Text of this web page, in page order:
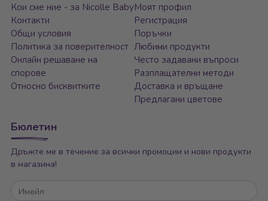
Кои сме ние - за Nicolle Baby
Контакти
Общи условия
Политика за поверителност
Онлайн решаване на
спорове
Относно бисквитките
Моят профил
Регистрация
Поръчки
Любими продукти
Често задавани въпроси
Разплащателни методи
Доставка и връщане
Предлагани цветове
Бюлетин
Дръжте ме в течение за всички промоции и нови продукти
в магазина!
Имейл